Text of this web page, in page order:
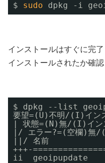
$ sudo dpkg -i
インストールはすぐに完了
インストールされたか確認
$ dpkg --list
要望=(U)不明/(I)イン
| 状態=(N)無/(I)イン
|/ エラー?=(空欄)無/
||/ 名前
+++-
ii  geoipupdate